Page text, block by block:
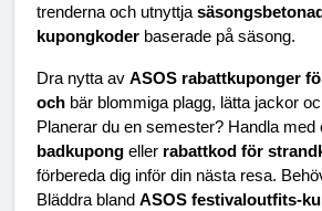
trenderna och utnyttja
kupongkoder baserade på säsong.
Dra nytta av ASOS rabattkuponger
och bär blommiga plagg, lätta jackor
Planerar du en semester? Handla med
badkupong eller rabattkod för
förbereda dig inför din nästa resa.
Bläddra bland ASOS festivaloutfits-